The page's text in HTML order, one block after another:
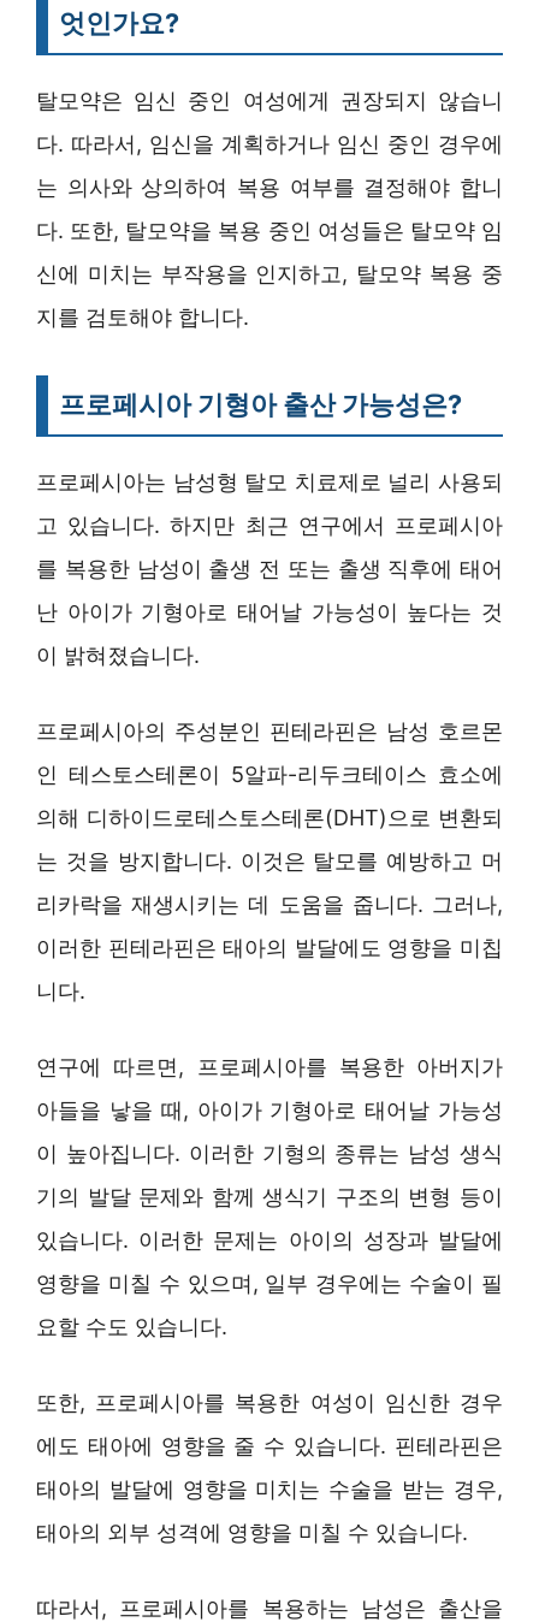
엇인가요?
탈모약은 임신 중인 여성에게 권장되지 않습니
다. 따라서, 임신을 계획하거나 임신 중인 경우에
는 의사와 상의하여 복용 여부를 결정해야 합니
다. 또한, 탈모약을 복용 중인 여성들은 탈모약 임
신에 미치는 부작용을 인지하고, 탈모약 복용 중
지를 검토해야 합니다.
프로페시아 기형아 출산 가능성은?
프로페시아는 남성형 탈모 치료제로 널리 사용되
고 있습니다. 하지만 최근 연구에서 프로페시아
를 복용한 남성이 출생 전 또는 출생 직후에 태어
난 아이가 기형아로 태어날 가능성이 높다는 것
이 밝혀졌습니다.
프로페시아의 주성분인 핀테라핀은 남성 호르몬
인 테스토스테론이 5알파-리두크테이스 효소에
의해 디하이드로테스토스테론(DHT)으로 변환되
는 것을 방지합니다. 이것은 탈모를 예방하고 머
리카락을 재생시키는 데 도움을 줍니다. 그러나,
이러한 핀테라핀은 태아의 발달에도 영향을 미칩
니다.
연구에 따르면, 프로페시아를 복용한 아버지가
아들을 낳을 때, 아이가 기형아로 태어날 가능성
이 높아집니다. 이러한 기형의 종류는 남성 생식
기의 발달 문제와 함께 생식기 구조의 변형 등이
있습니다. 이러한 문제는 아이의 성장과 발달에
영향을 미칠 수 있으며, 일부 경우에는 수술이 필
요할 수도 있습니다.
또한, 프로페시아를 복용한 여성이 임신한 경우
에도 태아에 영향을 줄 수 있습니다. 핀테라핀은
태아의 발달에 영향을 미치는 수술을 받는 경우,
태아의 외부 성격에 영향을 미칠 수 있습니다.
따라서, 프로페시아를 복용하는 남성은 출산을